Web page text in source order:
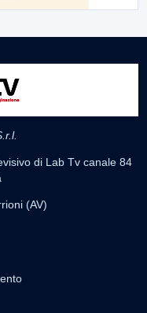
di Lab Tv canale 84
(AV)